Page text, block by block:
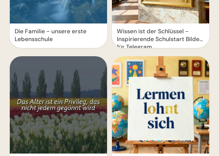
Die Familie - unsere erste
Lebensschule
Wissen ist der Schlüssel -
Inspirierende Schulstart Bilder
für Telegram